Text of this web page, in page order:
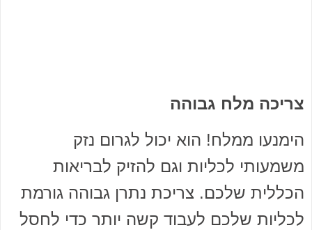
צריכה מלח גבוהה
הימנעו ממלח! הוא יכול לגרום נזק
משמעותי לכליות וגם להזיק לבריאות
הכללית שלכם. צריכת נתרן גבוהה גורמת
לכליות שלכם לעבוד קשה יותר כדי לחסל